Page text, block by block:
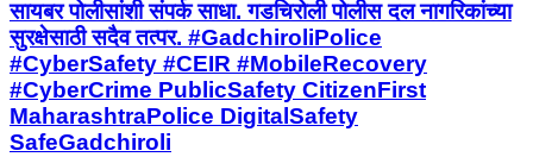
सायबर पोलीसांशी संपर्क साधा. गडचिरोली पोलीस दल नागरिकांच्या
सुरक्षेसाठी सदैव तत्पर. #GadchiroliPolice
#CyberSafety #CEIR #MobileRecovery
#CyberCrime PublicSafety CitizenFirst
MaharashtraPolice DigitalSafety
SafeGadchiroli